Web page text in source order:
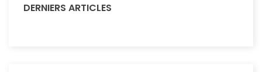
DERNIERS ARTICLES